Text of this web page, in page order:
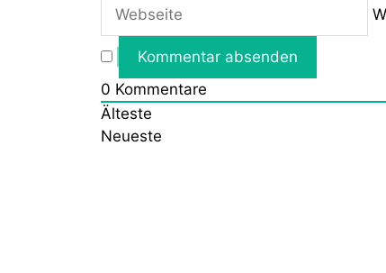
0 Kommentare
Älteste
Neueste